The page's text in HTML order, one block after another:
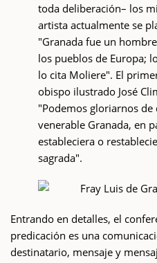
toda deliberación– los
artista actualmente se
"Granada fue un
los pueblos de Europa;
lo cita Moliere". El
obispo ilustrado José
"Podemos gloriarnos de
venerable Granada, en
estableciera o
sagrada".
Entrando en detalles, el
predicación es una
destinatario, mensaje y